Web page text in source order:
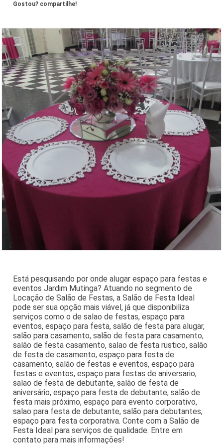
Gostou? compartilhe!
Está pesquisando por onde alugar espaço para festas e
eventos Jardim Mutinga? Atuando no segmento de
Locação de Salão de Festas, a Salão de Festa Ideal
pode ser sua opção mais viável, já que disponibiliza
serviços como o de salao de festas, espaço para
eventos, espaço para festa, salão de festa para alugar,
salão para casamento, salão de festa para casamento,
salão de festa casamento, salao de festa rustico, salão
de festa de casamento, espaço para festa de
casamento, salão de festas e eventos, espaço para
festas e eventos, espaço para festas de aniversario,
salao de festa de debutante, salão de festa de
aniversário, espaço para festa de debutante, salão de
festa mais próximo, espaço para evento corporativo,
salao para festa de debutante, salão para debutantes,
espaço para festa corporativa. Conte com a Salão de
Festa Ideal para serviços de qualidade. Entre em
contato para mais informações!